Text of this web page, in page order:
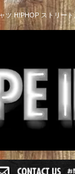
HIPHOP ストリート